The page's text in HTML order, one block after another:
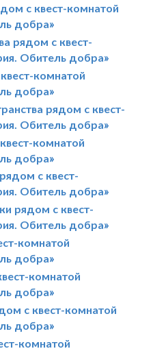
с квест-комнатой
добра»
рядом с квест-
Обитель добра»
комнатой
добра»
рядом с квест-
Обитель добра»
комнатой
добра»
с квест-
Обитель добра»
рядом с квест-
Обитель добра»
комнатой
добра»
комнатой
добра»
с квест-комнатой
добра»
комнатой